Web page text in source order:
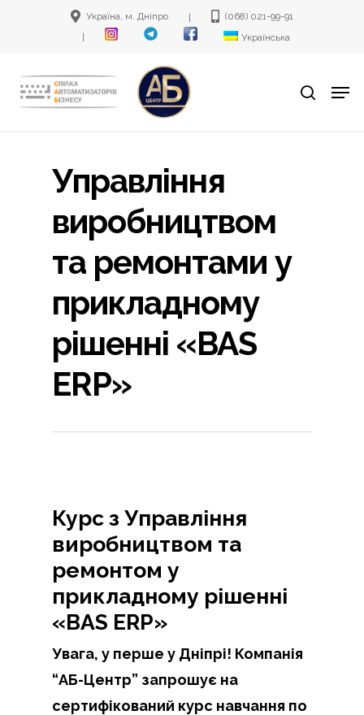
content
Україна, м. Дніпро
(068) 021-99-91
Українська
search
Управління
виробництвом
та ремонтами у
прикладному
рішенні «BAS
ERP»
Курс з Управління
виробництвом та
ремонтом у
прикладному рішенні
«BAS ERP»
Увага, у перше у Дніпрі! Компанія
“АБ-Центр” запрошує на
сертифікований курс навчання по